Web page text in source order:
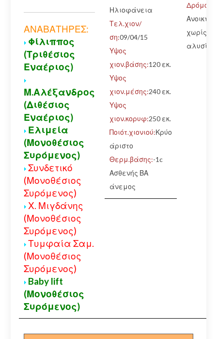
ΑΝΑΒΑΤΗΡΕΣ:
Φίλιππος
(Τριθέσιος
Εναέριος)
Μ.Αλέξανδρος
(Διθέσιος
Εναέριος)
Ελιμεία
(Μονοθέσιος
Συρόμενος)
Συνδετικό
(Μονοθέσιος
Συρόμενος)
Χ. Μιγδάνης
(Μονοθέσιος
Συρόμενος)
Τυμφαία Σαμ.
(Μονοθέσιος
Συρόμενος)
Baby lift
(Μονοθέσιος
Συρόμενος)
Ηλιοφάνεια
Τελ.χιον/
ση:09/04/15
Υψος
χιον.βάσης:120 εκ.
Υψος
χιον.μέσης:240 εκ.
Υψος
χιον.κορυφ:250 εκ.
Ποιότ.χιονιού:Κρύο
άριστο
Θερμ.βάσης:-1c
Ασθενής ΒΑ
άνεμος
Δρόμος:
Ανοικτός
χωρίς